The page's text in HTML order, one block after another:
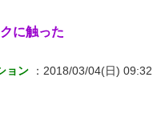
に触った
ョン
：2018/03/04(日)